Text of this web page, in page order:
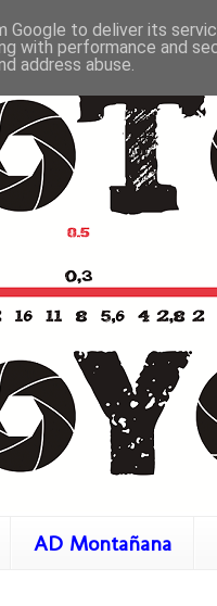
AD Montañana
Google to deliver its
with performance and
address abuse.